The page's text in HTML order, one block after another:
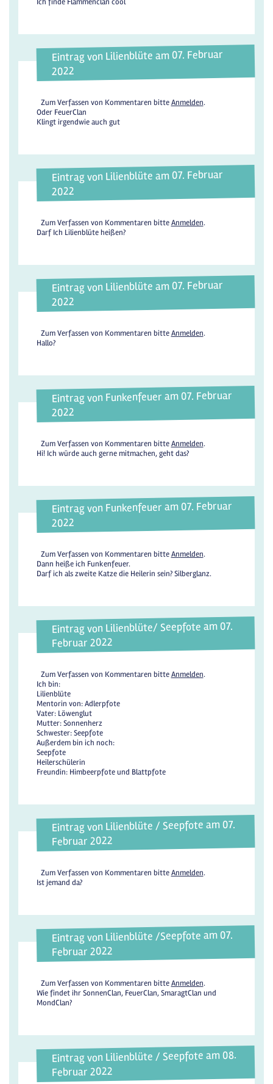
Eintrag von Lilienblüte am 07. Februar
2022
Zum Verfassen von Kommentaren bitteAnmelden.
Oder FeuerClan
Klingt irgendwie auch gut
Eintrag von Lilienblüte am 07. Februar
2022
Zum Verfassen von Kommentaren bitteAnmelden.
Darf Ich Lilienblüte heißen?
Eintrag von Lilienblüte am 07. Februar
2022
Zum Verfassen von Kommentaren bitteAnmelden.
Hallo?
Eintrag von Funkenfeuer am 07. Februar
2022
Zum Verfassen von Kommentaren bitteAnmelden.
Hi! Ich würde auch gerne mitmachen, geht das?
Eintrag von Funkenfeuer am 07. Februar
2022
Zum Verfassen von Kommentaren bitteAnmelden.
Dann heiße ich Funkenfeuer.
Darf ich als zweite Katze die Heilerin sein? Silberglanz.
Eintrag von Lilienblüte/ Seepfote am 07.
Februar 2022
Zum Verfassen von Kommentaren bitteAnmelden.
Ich bin:
Lilienblüte
Mentorin von: Adlerpfote
Vater: Löwenglut
Mutter: Sonnenherz
Schwester: Seepfote
Außerdem bin ich noch:
Seepfote
Heilerschülerin
Freundin: Himbeerpfote und Blattpfote
Eintrag von Lilienblüte / Seepfote am 07.
Februar 2022
Zum Verfassen von Kommentaren bitteAnmelden.
Ist jemand da?
Eintrag von Lilienblüte /Seepfote am 07.
Februar 2022
Zum Verfassen von Kommentaren bitteAnmelden.
Wie findet ihr SonnenClan, FeuerClan, SmaragtClan und
MondClan?
Eintrag von Lilienblüte / Seepfote am 08.
Februar 2022